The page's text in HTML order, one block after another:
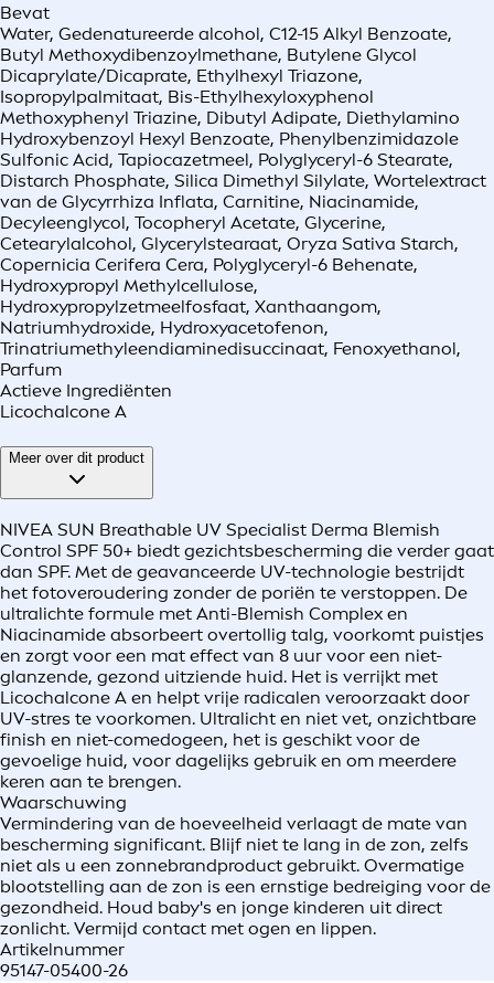
Bevat
Water, Gedenatureerde alcohol, C12-15 Alkyl Benzoate,
Butyl Methoxydibenzoylmethane, Butylene Glycol
Dicaprylate/Dicaprate, Ethylhexyl Triazone,
Isopropylpalmitaat, Bis-Ethylhexyloxyphenol
Methoxyphenyl Triazine, Dibutyl Adipate, Diethylamino
Hydroxybenzoyl Hexyl Benzoate, Phenylbenzimidazole
Sulfonic Acid, Tapiocazetmeel, Polyglyceryl-6 Stearate,
Distarch Phosphate, Silica Dimethyl Silylate, Wortelextract
van de Glycyrrhiza Inflata, Carnitine, Niacinamide,
Decyleenglycol, Tocopheryl Acetate, Glycerine,
Cetearylalcohol, Glycerylstearaat, Oryza Sativa Starch,
Copernicia Cerifera Cera, Polyglyceryl-6 Behenate,
Hydroxypropyl Methylcellulose,
Hydroxypropylzetmeelfosfaat, Xanthaangom,
Natriumhydroxide, Hydroxyacetofenon,
Trinatriumethyleendiaminedisuccinaat, Fenoxyethanol,
Parfum
Actieve Ingrediënten
Licochalcone A
Meer over dit product
NIVEA SUN Breathable UV Specialist Derma Blemish
Control SPF 50+ biedt gezichtsbescherming die verder gaat
dan SPF. Met de geavanceerde UV-technologie bestrijdt
het fotoveroudering zonder de poriën te verstoppen. De
ultralichte formule met Anti-Blemish Complex en
Niacinamide absorbeert overtollig talg, voorkomt puistjes
en zorgt voor een mat effect van 8 uur voor een niet-
glanzende, gezond uitziende huid. Het is verrijkt met
Licochalcone A en helpt vrije radicalen veroorzaakt door
UV-stres te voorkomen. Ultralicht en niet vet, onzichtbare
finish en niet-comedogeen, het is geschikt voor de
gevoelige huid, voor dagelijks gebruik en om meerdere
keren aan te brengen.
Waarschuwing
Vermindering van de hoeveelheid verlaagt de mate van
bescherming significant. Blijf niet te lang in de zon, zelfs
niet als u een zonnebrandproduct gebruikt. Overmatige
blootstelling aan de zon is een ernstige bedreiging voor de
gezondheid. Houd baby's en jonge kinderen uit direct
zonlicht. Vermijd contact met ogen en lippen.
Artikelnummer
95147-05400-26